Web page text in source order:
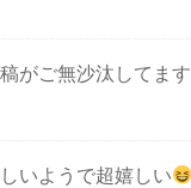
がご無沙汰してます
いようで超嬉しい